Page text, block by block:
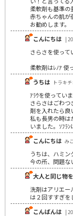
柔軟剤も基準の
赤ちゃんの肌が
お勧めします。
こんにちは |
さらさを使って
柔軟剤はﾚﾉｱ 使
うちは トラキ
ｱﾗｳを使っていま
さらさはごわつ
剤を入れたら良
私も長男の時は
いました。ｿﾌﾗﾝ
こんにちは み
うちは、ハミン
今の所、問題な
大人と同じ物
洗剤はアリエー
は２回すすぎを
こんばんは |